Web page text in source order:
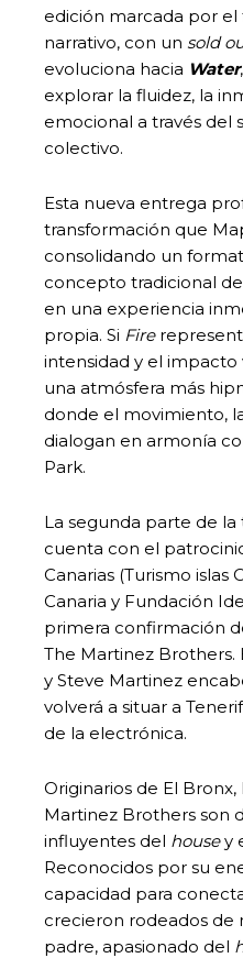
edición marcada por
narrativo, con un sold
evoluciona hacia Water
explorar la fluidez, la
emocional a través del
colectivo.
Esta nueva entrega
transformación que
consolidando un
concepto tradicional
en una experiencia
propia. Si Fire
intensidad y el impacto
una atmósfera más
donde el movimiento,
dialogan en armonía
Park.
La segunda parte de
cuenta con el
Canarias (Turismo islas
Canaria y Fundación
primera confirmación
The Martinez Brothers.
y Steve Martinez
volverá a situar a
de la electrónica.
Originarios de El Bronx,
Martinez Brothers son
influyentes del housey
Reconocidos por su
capacidad para
crecieron rodeados de
padre, apasionado del